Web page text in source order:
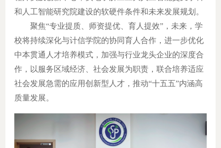
和人工智能研究院建设的软硬件条件和未来发展规划。
聚焦“专业提质、师资提优、育人提效”，未来，学
校将持续深化与计信学院的协同育人合作，进一步优化
中本贯通人才培养模式，加强与行业龙头企业的深度合
作，以服务区域经济、社会发展为职责，联合培养适应
社会发展急需的应用创新型人才，推动“十五五”内涵高
质量发展。